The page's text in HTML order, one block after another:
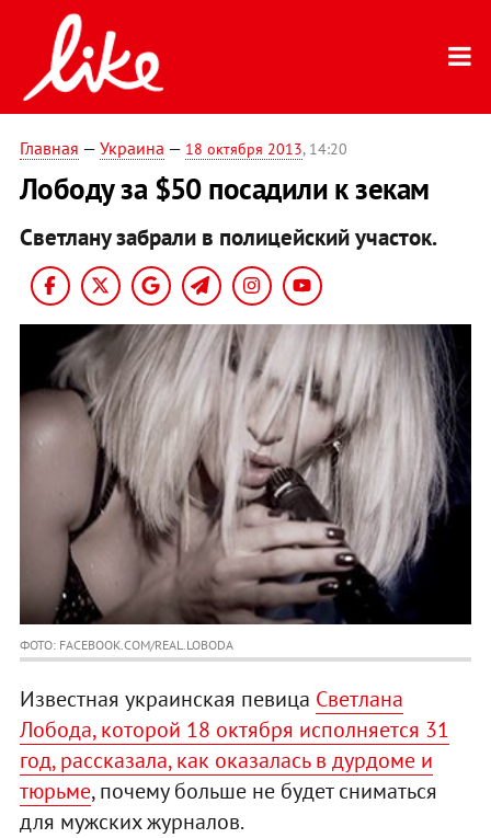
Главная — Украина — 18 октября 2013, 14:20
Лободу за $50 посадили к зекам
Светлану забрали в полицейский участок.
ФОТО: FACEBOOK.COM/REAL.LOBODA
Известная украинская певица Светлана
Лобода, которой 18 октября исполняется 31
год, рассказала, как оказалась в дурдоме и
тюрьме, почему больше не будет сниматься
для мужских журналов.